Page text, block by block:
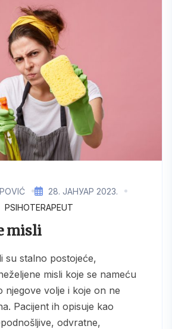
28. ЈАНУАР 2023.
PSIHOTERAPEUT
misli
misli koje se nameću
njegove volje i koje on ne
Pacijent ih opisuje kao
odvratne,